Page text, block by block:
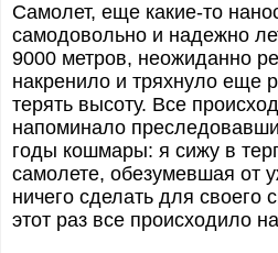
Самолет, еще какие-то
самодовольно и надежно
9000 метров, неожиданно
накренило и тряхнуло еще
терять высоту. Все
напоминало
годы кошмары: я сижу в
самолете, обезумевшая от
ничего сделать для своего
этот раз все происходило